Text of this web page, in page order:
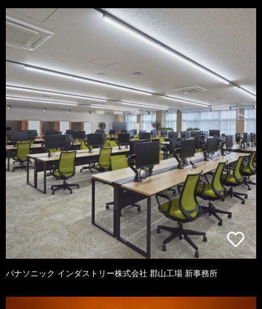
パナソニック インダストリー株式会社 郡山工場 新事務所